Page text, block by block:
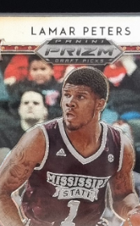
sport et
de la
pop
culture